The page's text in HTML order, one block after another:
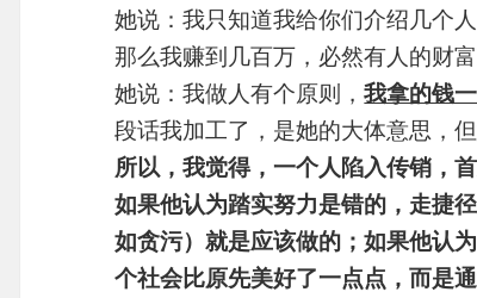
她说：我只知道我给你们介绍几个
那么我赚到几百万，必然有人的财富
她说：我做人有个原则，我拿的钱
段话我加工了，是她的大体意思，
所以，我觉得，一个人陷入传销，
如果他认为踏实努力是错的，走捷
如贪污）就是应该做的；如果他认
个社会比原先美好了一点点，而是